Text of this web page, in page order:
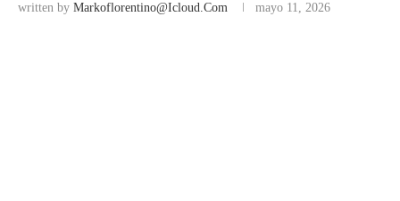
written by Markoflorentino@icloud.com mayo 11, 2026